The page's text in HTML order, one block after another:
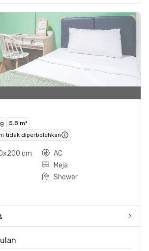
5.8 m²
tidak diperbolehkan
cm
AC
Meja
Shower